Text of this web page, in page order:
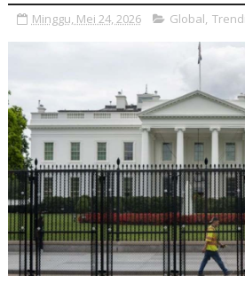
Minggu, Mei 24, 2026 Global,